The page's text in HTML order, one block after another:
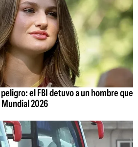
el FBI detuvo a un hombre que
2026